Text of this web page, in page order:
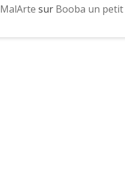
MalArte sur Booba un